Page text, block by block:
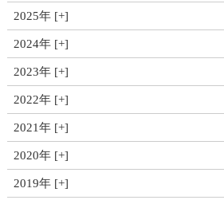
2025年
2024年
2023年
2022年
2021年
2020年
2019年